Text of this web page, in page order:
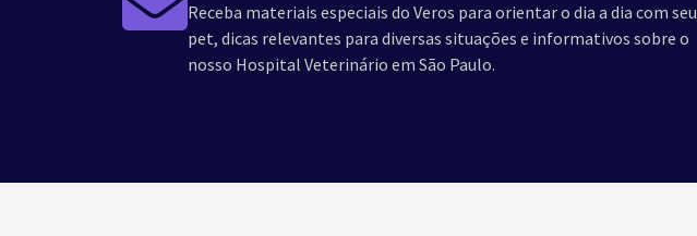
Receba materiais especiais do Veros para orientar o dia a dia com seu
pet, dicas relevantes para diversas situações e informativos sobre o
nosso Hospital Veterinário em São Paulo.